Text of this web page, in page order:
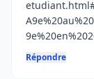
Répondre